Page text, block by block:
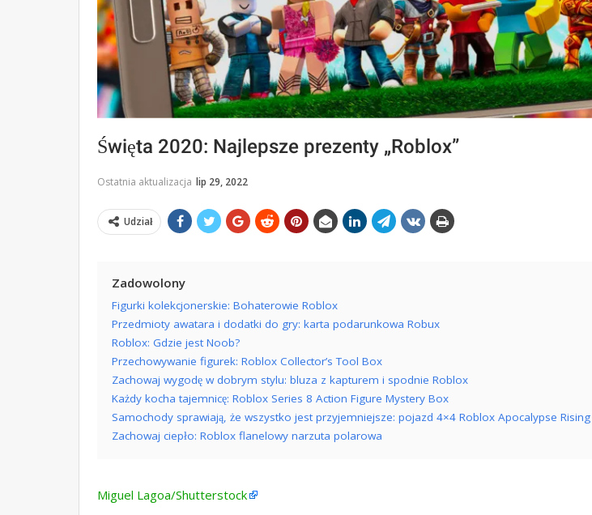
Święta 2020: Najlepsze prezenty „Roblox”
Ostatnia aktualizacja lip 29, 2022
Udział
Zadowolony
Figurki kolekcjonerskie: Bohaterowie Roblox
Przedmioty awatara i dodatki do gry: karta podarunkowa Robux
Roblox: Gdzie jest Noob?
Przechowywanie figurek: Roblox Collector’s Tool Box
Zachowaj wygodę w dobrym stylu: bluza z kapturem i spodnie Roblox
Każdy kocha tajemnicę: Roblox Series 8 Action Figure Mystery Box
Samochody sprawiają, że wszystko jest przyjemniejsze: pojazd 4×4 Roblox Apocalypse Rising
Zachowaj ciepło: Roblox flanelowy narzuta polarowa
Miguel Lagoa/Shutterstock